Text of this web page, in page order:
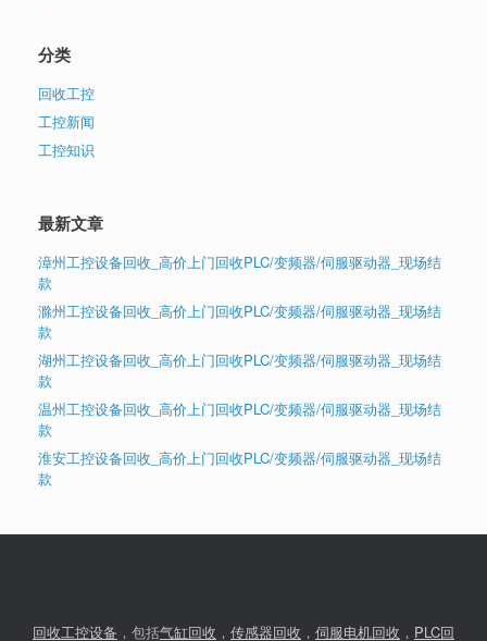
分类
回收工控
工控新闻
工控知识
最新文章
漳州工控设备回收_高价上门回收PLC/变频器/伺服驱动器_现场结
款
滁州工控设备回收_高价上门回收PLC/变频器/伺服驱动器_现场结
款
湖州工控设备回收_高价上门回收PLC/变频器/伺服驱动器_现场结
款
温州工控设备回收_高价上门回收PLC/变频器/伺服驱动器_现场结
款
淮安工控设备回收_高价上门回收PLC/变频器/伺服驱动器_现场结
款
回收工控设备 ，包括气缸回收 ， 传感器回收 ， 伺服电机回收 ， PLC回